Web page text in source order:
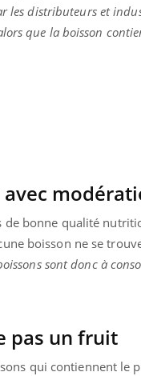
les distributeurs et
que la boisson
bonne qualité
boisson ne se
sont donc à
pas un fruit
qui contiennent le
mentale : et si
Youtube
dans le diabète de
d'idées reçues chez les